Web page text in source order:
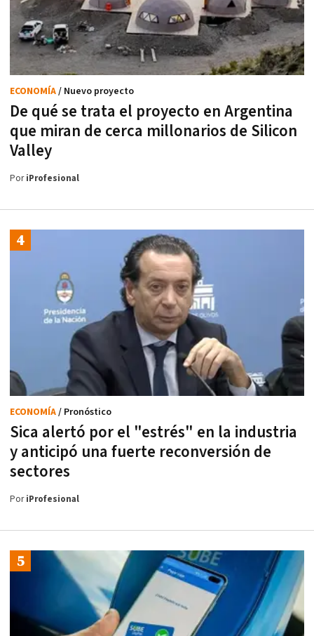
De qué se trata el proyecto en Argentina
que miran de cerca millonarios de Silicon
Valley
ECONOMÍA/ Nuevo proyecto
PoriProfesional
Sica alertó por el "estrés" en la industria
y anticipó una fuerte reconversión de
sectores
ECONOMÍA/ Pronóstico
PoriProfesional